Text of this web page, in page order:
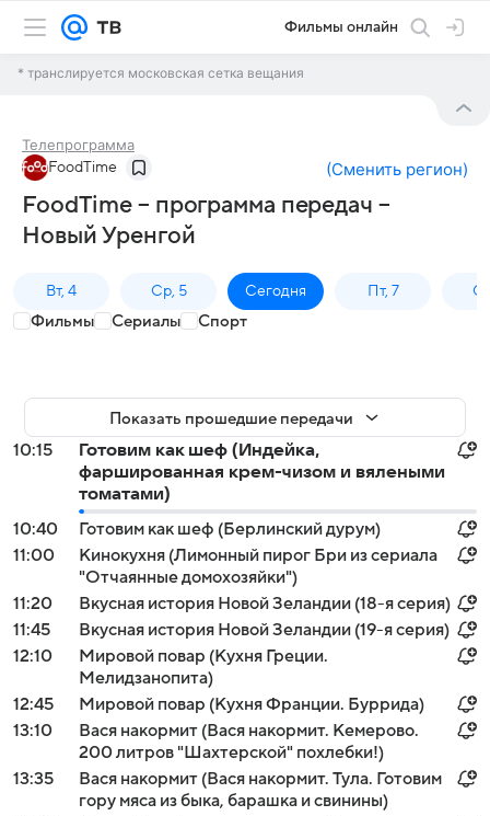
Фильмы онлайн
* транслируется московская сетка вещания
Телепрограмма
FoodTime (Сменить регион)
FoodTime – программа передач –
Новый Уренгой
Вт, 4 Ср, 5 Сегодня Пт, 7
Фильмы Сериалы Спорт
Показать прошедшие передачи
10:15
Готовим как шеф (Индейка,
фаршированная крем-чизом и вялеными
томатами)
10:40
Готовим как шеф (Берлинский дурум)
11:00
Кинокухня (Лимонный пирог Бри из сериала
"Отчаянные домохозяйки")
11:20
Вкусная история Новой Зеландии (18-я серия)
11:45
Вкусная история Новой Зеландии (19-я серия)
12:10
Мировой повар (Кухня Греции.
Мелидзанопита)
12:45
Мировой повар (Кухня Франции. Буррида)
13:10
Вася накормит (Вася накормит. Кемерово.
200 литров "Шахтерской" похлебки!)
13:35
Вася накормит (Вася накормит. Тула. Готовим
гору мяса из быка, барашка и свинины)